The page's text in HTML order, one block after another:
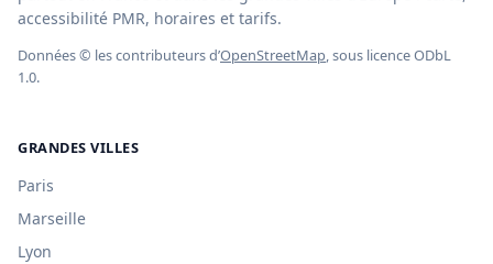
accessibilité PMR, horaires et tarifs.
Données © les contributeurs d’OpenStreetMap, sous licence ODbL
1.0.
GRANDES VILLES
Paris
Marseille
Lyon